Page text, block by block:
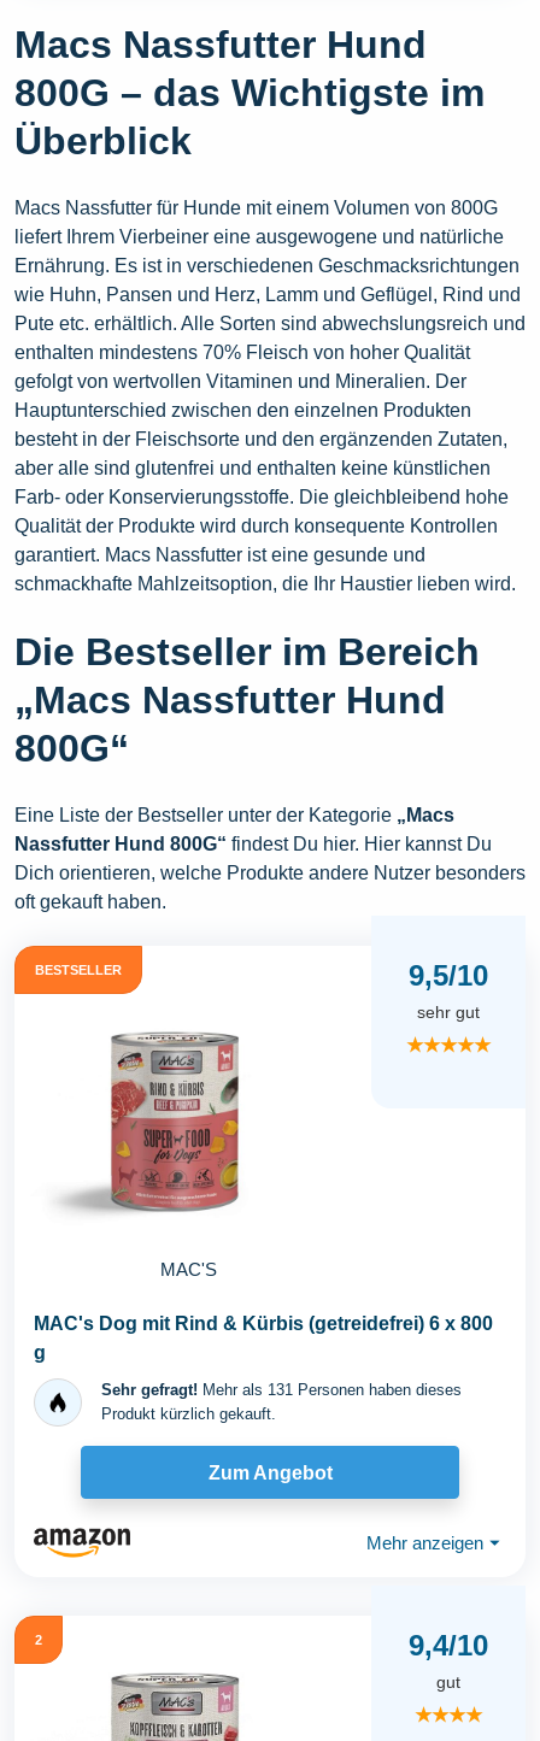
Macs Nassfutter Hund
800G – das Wichtigste im
Überblick
Macs Nassfutter für Hunde mit einem Volumen von 800G
liefert Ihrem Vierbeiner eine ausgewogene und natürliche
Ernährung. Es ist in verschiedenen Geschmacksrichtungen
wie Huhn, Pansen und Herz, Lamm und Geflügel, Rind und
Pute etc. erhältlich. Alle Sorten sind abwechslungsreich und
enthalten mindestens 70% Fleisch von hoher Qualität
gefolgt von wertvollen Vitaminen und Mineralien. Der
Hauptunterschied zwischen den einzelnen Produkten
besteht in der Fleischsorte und den ergänzenden Zutaten,
aber alle sind glutenfrei und enthalten keine künstlichen
Farb- oder Konservierungsstoffe. Die gleichbleibend hohe
Qualität der Produkte wird durch konsequente Kontrollen
garantiert. Macs Nassfutter ist eine gesunde und
schmackhafte Mahlzeitsoption, die Ihr Haustier lieben wird.
Die Bestseller im Bereich
„Macs Nassfutter Hund
800G“
Eine Liste der Bestseller unter der Kategorie „Macs
Nassfutter Hund 800G“ findest Du hier. Hier kannst Du
Dich orientieren, welche Produkte andere Nutzer besonders
oft gekauft haben.
BESTSELLER
MAC'S
9,5/10
sehr gut
★★★★★
MAC's Dog mit Rind & Kürbis (getreidefrei) 6 x 800
g
Sehr gefragt! Mehr als 131 Personen haben dieses
Produkt kürzlich gekauft.
Zum Angebot
Mehr anzeigen ⏷
2 9,4/10
gut
★★★★